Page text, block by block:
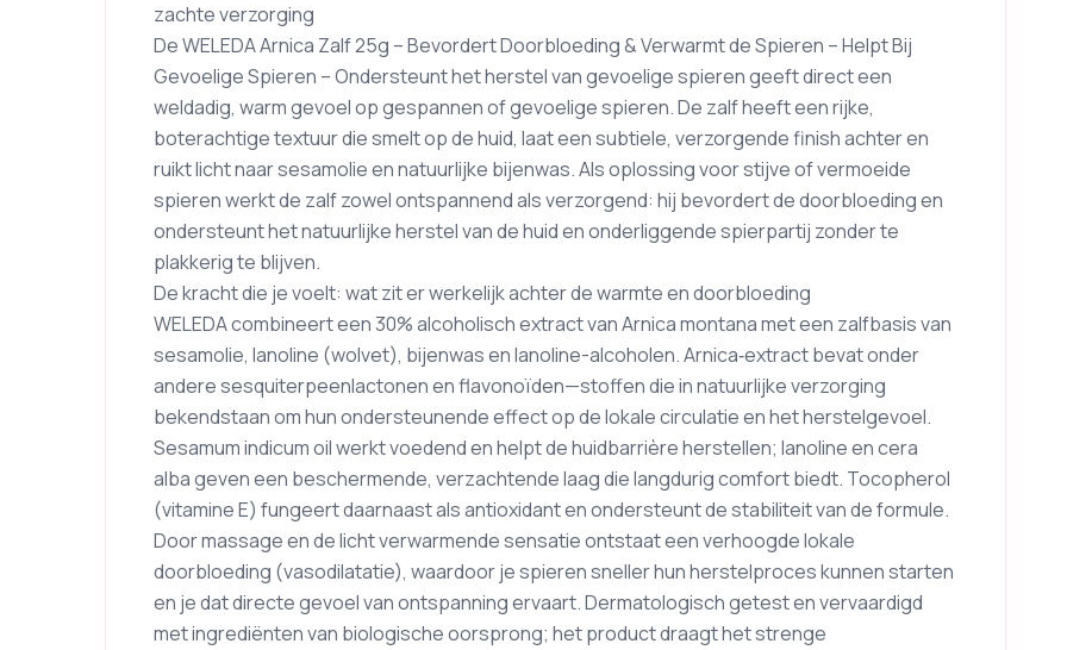
zachte verzorging
De WELEDA Arnica Zalf 25g – Bevordert Doorbloeding & Verwarmt de Spieren – Helpt Bij
Gevoelige Spieren – Ondersteunt het herstel van gevoelige spieren geeft direct een
weldadig, warm gevoel op gespannen of gevoelige spieren. De zalf heeft een rijke,
boterachtige textuur die smelt op de huid, laat een subtiele, verzorgende finish achter en
ruikt licht naar sesamolie en natuurlijke bijenwas. Als oplossing voor stijve of vermoeide
spieren werkt de zalf zowel ontspannend als verzorgend: hij bevordert de doorbloeding en
ondersteunt het natuurlijke herstel van de huid en onderliggende spierpartij zonder te
plakkerig te blijven.
De kracht die je voelt: wat zit er werkelijk achter de warmte en doorbloeding
WELEDA combineert een 30% alcoholisch extract van Arnica montana met een zalfbasis van
sesamolie, lanoline (wolvet), bijenwas en lanoline-alcoholen. Arnica‑extract bevat onder
andere sesquiterpeenlactonen en flavonoïden—stoffen die in natuurlijke verzorging
bekendstaan om hun ondersteunende effect op de lokale circulatie en het herstelgevoel.
Sesamum indicum oil werkt voedend en helpt de huidbarrière herstellen; lanoline en cera
alba geven een beschermende, verzachtende laag die langdurig comfort biedt. Tocopherol
(vitamine E) fungeert daarnaast als antioxidant en ondersteunt de stabiliteit van de formule.
Door massage en de licht verwarmende sensatie ontstaat een verhoogde lokale
doorbloeding (vasodilatatie), waardoor je spieren sneller hun herstelproces kunnen starten
en je dat directe gevoel van ontspanning ervaart. Dermatologisch getest en vervaardigd
met ingrediënten van biologische oorsprong; het product draagt het strenge